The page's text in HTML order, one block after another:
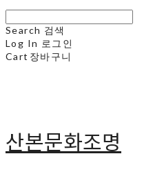
Search 검색
Log In 로그인
Cart 장바구니
산본문화조명